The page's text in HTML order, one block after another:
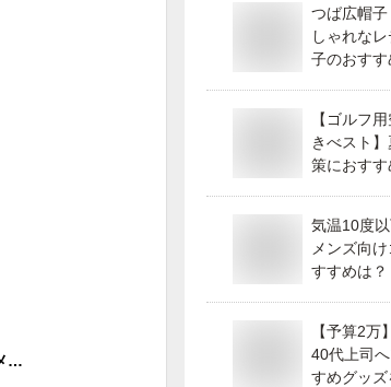
ゴルフウェア メンズ パンツ 春 夏 ジョガーパンツ ゴルフ メンズウェア ジャージパンツ 秋 スポーツ ストレッチ ライン入り おしゃれ スリム 細身 薄手 軽量 8分丈 ゴルフ アウトドア 激安 コーディネート ゴルフパンツ 黒 18420
つば広帽
しゃれな
子のおすす
【ゴルフ
きべスト
策におすす
気温10度
メンズ向
すすめは？
【予算2万
40代上司
すめグッズ